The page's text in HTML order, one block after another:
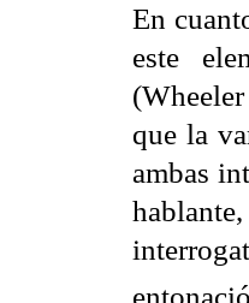
En
este
que la
ambas